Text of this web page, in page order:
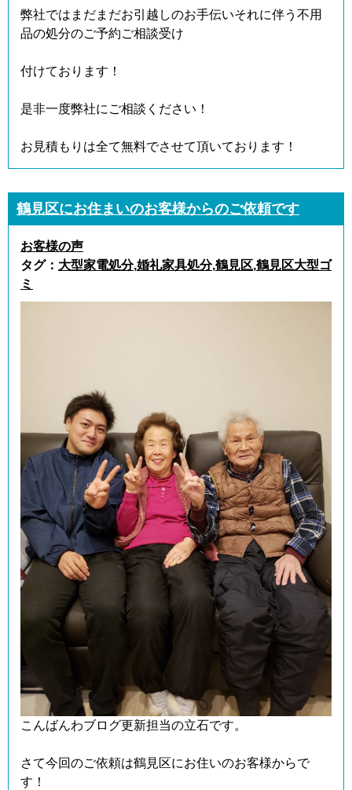
弊社ではまだまだお引越しのお手伝いそれに伴う不用
品の処分のご予約ご相談受け
付けております！
是非一度弊社にご相談ください！
お見積もりは全て無料でさせて頂いております！
鶴見区にお住まいのお客様からのご依頼です
お客様の声
タグ： 大型家電処分,婚礼家具処分,鶴見区,鶴見区大型ゴ
ミ
こんばんわブログ更新担当の立石です。
さて今回のご依頼は鶴見区にお住いのお客様からで
す！